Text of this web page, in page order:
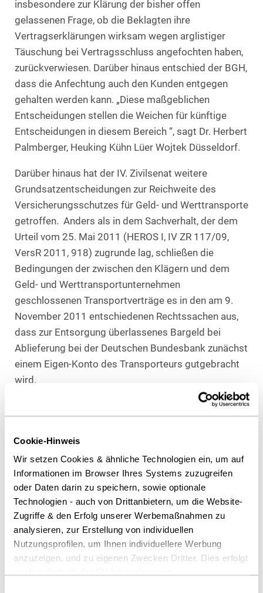
Cookie-Hinweis
Wir setzen Cookies & ähnliche Technologien ein, um auf
Informationen im Browser Ihres Systems zuzugreifen
oder Daten darin zu speichern, sowie optionale
Technologien - auch von Drittanbietern, um die Website-
Zugriffe & den Erfolg unserer Werbemaßnahmen zu
analysieren, zur Erstellung von individuellen
Nutzungsprofilen, um Ihnen individuellere Werbung
anzuzeigen, und zu eigenen Zwecken Dritter. Dies erfolgt
insbesondere zur Klärung der bisher offen
gelassenen Frage, ob die Beklagten ihre
Vertragserklärungen wirksam wegen arglistiger
Täuschung bei Vertragsschluss angefochten haben,
zurückverwiesen. Darüber hinaus entschied der BGH,
dass die Anfechtung auch den Kunden entgegen
gehalten werden kann. „Diese maßgeblichen
Entscheidungen stellen die Weichen für künftige
Entscheidungen in diesem Bereich “, sagt Dr. Herbert
Palmberger, Heuking Kühn Lüer Wojtek Düsseldorf.
Darüber hinaus hat der IV. Zivilsenat weitere
Grundsatzentscheidungen zur Reichweite des
Versicherungsschutzes für Geld- und Werttransporte
getroffen. Anders als in dem Sachverhalt, der dem
Urteil vom 25. Mai 2011 (HEROS I, IV ZR 117/09,
VersR 2011, 918) zugrunde lag, schließen die
Bedingungen der zwischen den Klägern und dem
Geld- und Werttransportunternehmen
geschlossenen Transportverträge es in den am 9.
November 2011 entschiedenen Rechtssachen aus,
dass zur Entsorgung überlassenes Bargeld bei
Ablieferung bei der Deutschen Bundesbank zunächst
einem Eigen-Konto des Transporteurs gutgebracht
wird.
Erstmals hat der Bundesgerichtshof sich auch mit
Bereich der Versorgung mit Bargeld - etwa für
Geldautomaten und Kassen von Filialen - befasst.
Hat der Transporteur für den Auftraggeber von der
Deutschen Bundesbank Bargeld entgegen
genommen, das er den vertraglichen Vorgaben
zuwider nicht an den vorgesehenen
Bestimmungsorten abliefert, liegt auch darin ein vom
Versicherungsschutz umfasster stofflicher Zugriff
auf das Transportgut.